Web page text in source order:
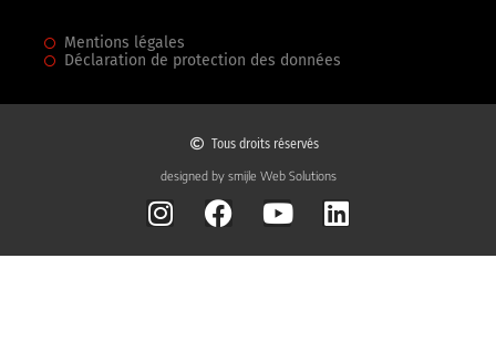
Mentions légales
Déclaration de protection des données
Tous droits réservés
designed by smijle Web Solutions